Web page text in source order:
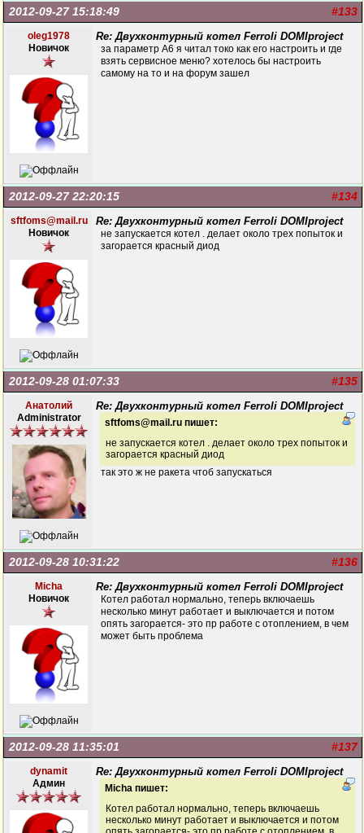
#133
2012-09-27 15:18:49
oleg1978
Новичок
Re: Двухконтурный котел Ferroli DOMIproject
за параметр А6 я читал токо как его настроить и где
взять сервисное меню? хотелось бы настроить
самому на то и на форум зашел
#134
2012-09-27 22:20:15
sftfoms@mail.ru
Новичок
Re: Двухконтурный котел Ferroli DOMIproject
не запускается котел . делает около трех попыток и
загорается красный диод
#135
2012-09-28 01:07:33
Анатолий
Administrator
Re: Двухконтурный котел Ferroli DOMIproject
sftfoms@mail.ru пишет:
не запускается котел . делает около трех попыток и
загорается красный диод
так это ж не ракета чтоб запускаться
#136
2012-09-28 10:31:22
Micha
Новичок
Re: Двухконтурный котел Ferroli DOMIproject
Котел работал нормально, теперь включаешь
несколько минут работает и выключается и потом
опять загорается- это пр работе с отоплением, в чем
может быть проблема
#137
2012-09-28 11:35:01
dynamit
Админ
Re: Двухконтурный котел Ferroli DOMIproject
Micha пишет:
Котел работал нормально, теперь включаешь
несколько минут работает и выключается и потом